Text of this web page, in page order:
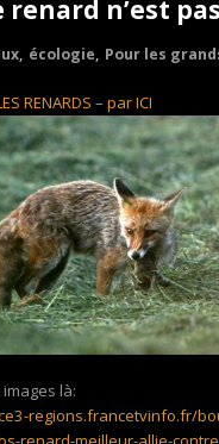
renard n’est
, écologie, Pour les
RENARDS – par ICI
là:
regions.francetvinfo.fr/